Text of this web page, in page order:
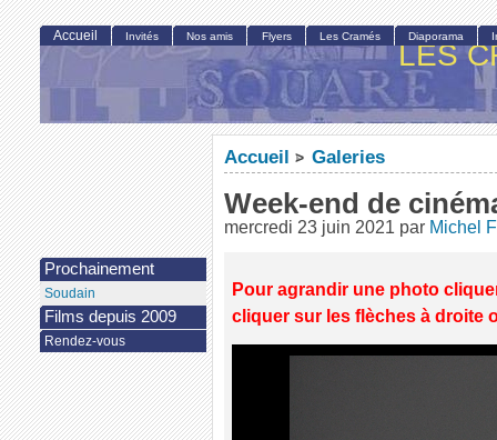
LES
Accueil > Galeries
Week-end de
mercredi 23 juin 2021 par Michel
Pour agrandir une photo
cliquer sur les flèches à droite
Accueil Invités Nos amis Flyers Les Cramés Diaporama
Prochainement
Soudain
Films depuis 2009
Rendez-vous